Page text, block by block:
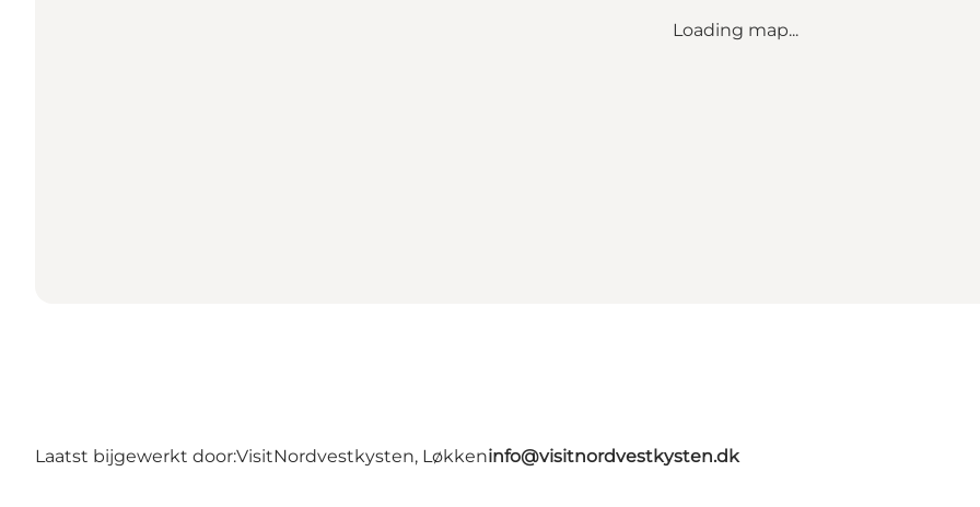
Loading map...
Laatst bijgewerkt door:VisitNordvestkysten, Løkkeninfo@visitnordvestkysten.dk